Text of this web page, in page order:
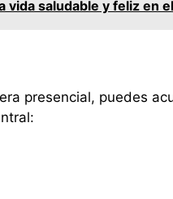
vida saludable y feliz en
presencial, puedes